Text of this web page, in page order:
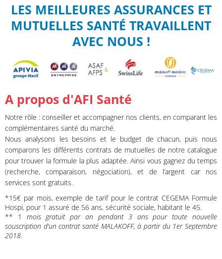
LES MEILLEURES ASSURANCES ET
MUTUELLES SANTÉ TRAVAILLENT
AVEC NOUS !
A propos d'AFI Santé
Notre rôle : conseiller et accompagner nos clients, en comparant les
complémentaires santé du marché.
Nous analysons les besoins et le budget de chacun, puis nous
comparons les différents contrats de mutuelles de notre catalogue
pour trouver la formule la plus adaptée. Ainsi vous gagnez du temps
(recherche, comparaison, négociation), et de l’argent car nos
services sont gratuits.
*15€ par mois, exemple de tarif pour le contrat CEGEMA Formule
Hospi, pour 1 assuré de 56 ans, sécurité sociale, habitant le 45.
** 1
mois gratuit par an pendant 3 ans pour toute nouvelle
souscription d’un contrat santé MALAKOFF, à partir du 1er Septembre
2018.